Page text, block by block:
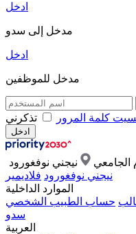
ادخل
مدخل إلى سدو
ادخل
مدخل للموظفين
كلمة المرور تذكرني
الجامعي
نيجني نوفغورود
نيجني نوفغورود فلاديمير
الموارد الداخلية
حساب الطبيب الشخصي
سدو
العربية